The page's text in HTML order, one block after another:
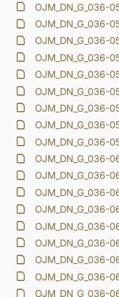
OJM_DN_G_036-
OJM_DN_G_036-
OJM_DN_G_036-
OJM_DN_G_036-
OJM_DN_G_036-
OJM_DN_G_036-
OJM_DN_G_036-
OJM_DN_G_036-
OJM_DN_G_036-
OJM_DN_G_036-
OJM_DN_G_036-
OJM_DN_G_036-
OJM_DN_G_036-
OJM_DN_G_036-
OJM_DN_G_036-
OJM_DN_G_036-
OJM_DN_G_036-
OJM_DN_G_036-